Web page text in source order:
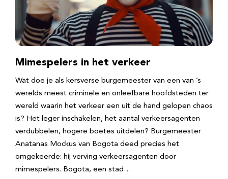
Mimespelers in het verkeer
Wat doe je als kersverse burgemeester van een van ’s
werelds meest criminele en onleefbare hoofdsteden ter
wereld waarin het verkeer een uit de hand gelopen chaos
is? Het leger inschakelen, het aantal verkeersagenten
verdubbelen, hogere boetes uitdelen? Burgemeester
Anatanas Mockus van Bogota deed precies het
omgekeerde: hij verving verkeersagenten door
mimespelers. Bogota, een stad…